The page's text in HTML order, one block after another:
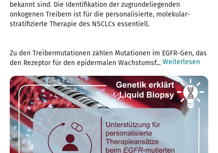
bekannt sind. Die Identifikation der zugrundeliegenden
onkogenen Treibern ist für die personalisierte, molekular-
stratifizierte Therapie des NSCLCs essentiell.
Zu den Treibermutationen zählen Mutationen im EGFR-Gen, das
den Rezeptor für den epidermalen Wachstumsf... Weiterlesen